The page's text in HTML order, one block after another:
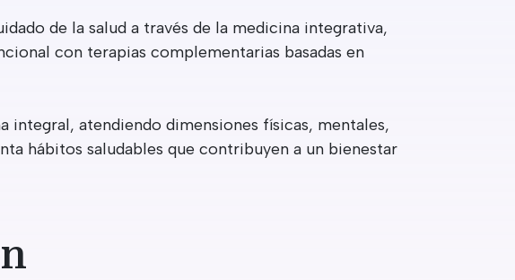
de la salud a través de la medicina integrativa,
con terapias complementarias basadas en
integral, atendiendo dimensiones físicas, mentales,
hábitos saludables que contribuyen a un bienestar